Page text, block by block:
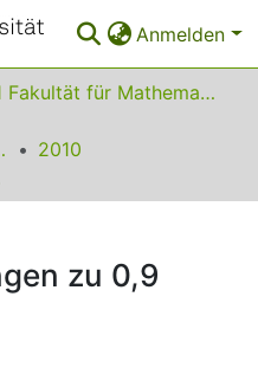
Anmelden
01 Fakultät für Mathematik
2010
zu 0,9